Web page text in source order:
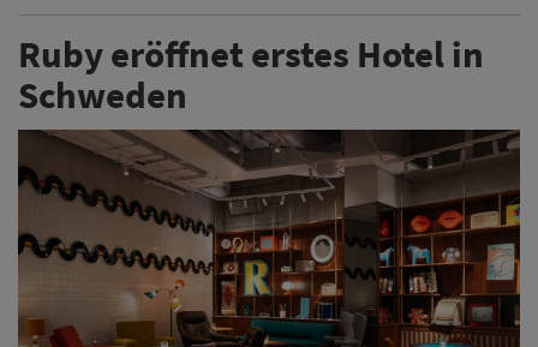
Ruby eröffnet erstes Hotel in
Schweden